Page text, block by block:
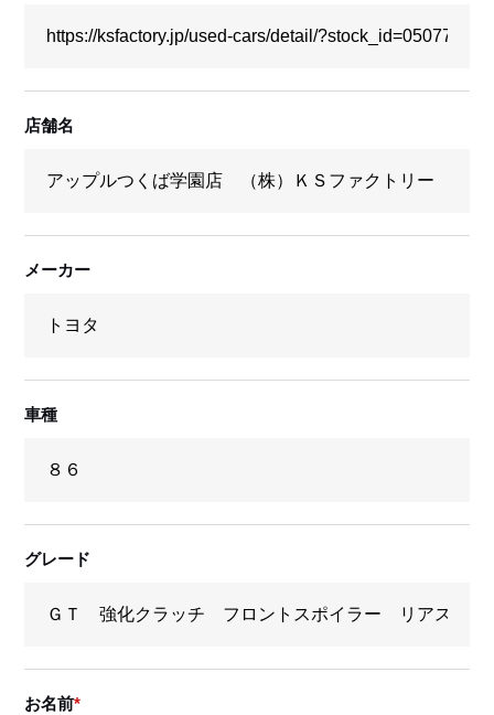
店舗名
メーカー
車種
グレード
お名前